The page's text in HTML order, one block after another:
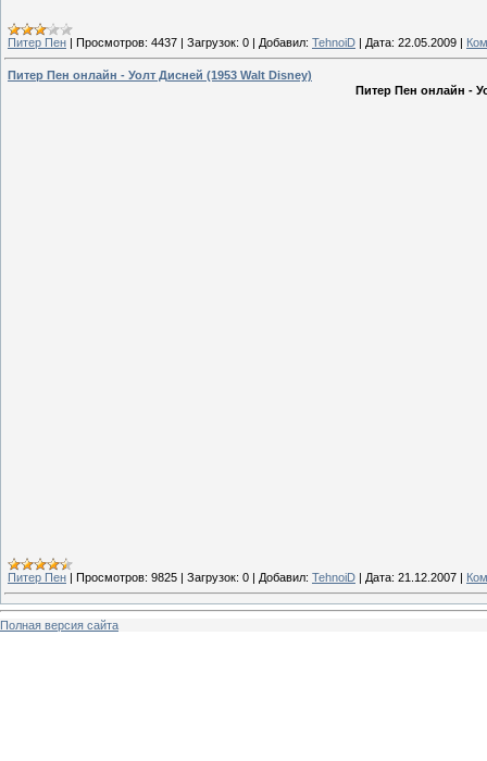
Питер Пен | Просмотров: 4437 | Загрузок: 0 | Добавил: TehnoiD | Дата: 22.05.2009 |
Питер Пен онлайн - Уолт Дисней (1953 Walt Disney)
Питер Пен онлайн -
Питер Пен | Просмотров: 9825 | Загрузок: 0 | Добавил: TehnoiD | Дата: 21.12.2007 |
Полная версия сайта